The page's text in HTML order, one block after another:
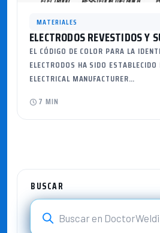
MATERIALES
ELECTRODOS REVESTIDOS Y
EL CÓDIGO DE COLOR PARA LA
ELECTRODOS HA SIDO
ELECTRICAL MANUFACTURER…
7 MIN
BUSCAR